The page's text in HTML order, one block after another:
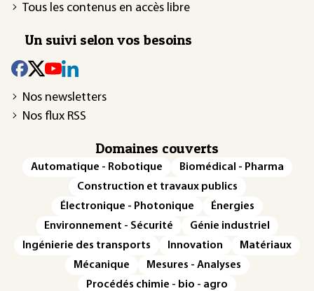
Tous les contenus en accès libre
Un suivi selon vos besoins
Nos newsletters
Nos flux RSS
Domaines couverts
Automatique - Robotique
Biomédical - Pharma
Construction et travaux publics
Électronique - Photonique
Énergies
Environnement - Sécurité
Génie industriel
Ingénierie des transports
Innovation
Matériaux
Mécanique
Mesures - Analyses
Procédés chimie - bio - agro